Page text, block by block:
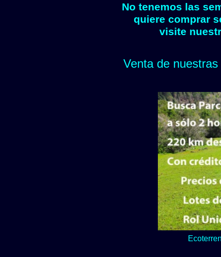
No tenemos las
quiere comprar
visite
Venta de
Lo verde y